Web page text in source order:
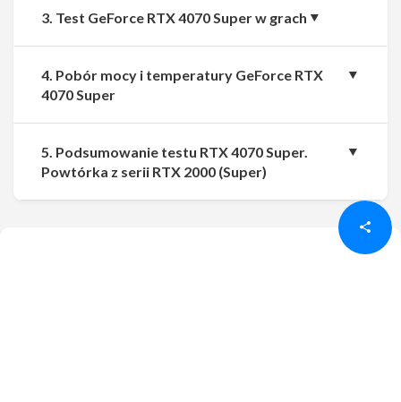
Udostępnij
3. Test GeForce RTX 4070 Super w grach
4. Pobór mocy i temperatury GeForce RTX
4070 Super
5. Podsumowanie testu RTX 4070 Super.
Powtórka z serii RTX 2000 (Super)